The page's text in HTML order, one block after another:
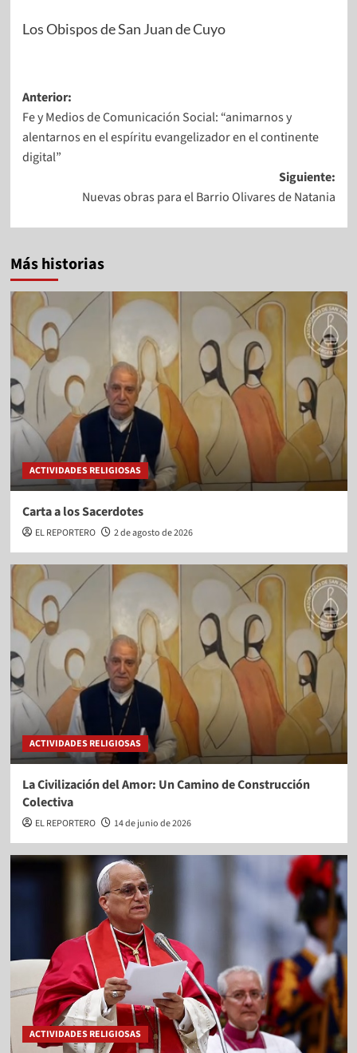
Los Obispos de San Juan de Cuyo
Anterior:
Fe y Medios de Comunicación Social: “animarnos y
alentarnos en el espíritu evangelizador en el continente
digital”
Siguiente:
Nuevas obras para el Barrio Olivares de Natania
Más historias
ACTIVIDADES RELIGIOSAS
Carta a los Sacerdotes
EL REPORTERO 2 de agosto de 2026
ACTIVIDADES RELIGIOSAS
La Civilización del Amor: Un Camino de Construcción
Colectiva
EL REPORTERO 14 de junio de 2026
ACTIVIDADES RELIGIOSAS